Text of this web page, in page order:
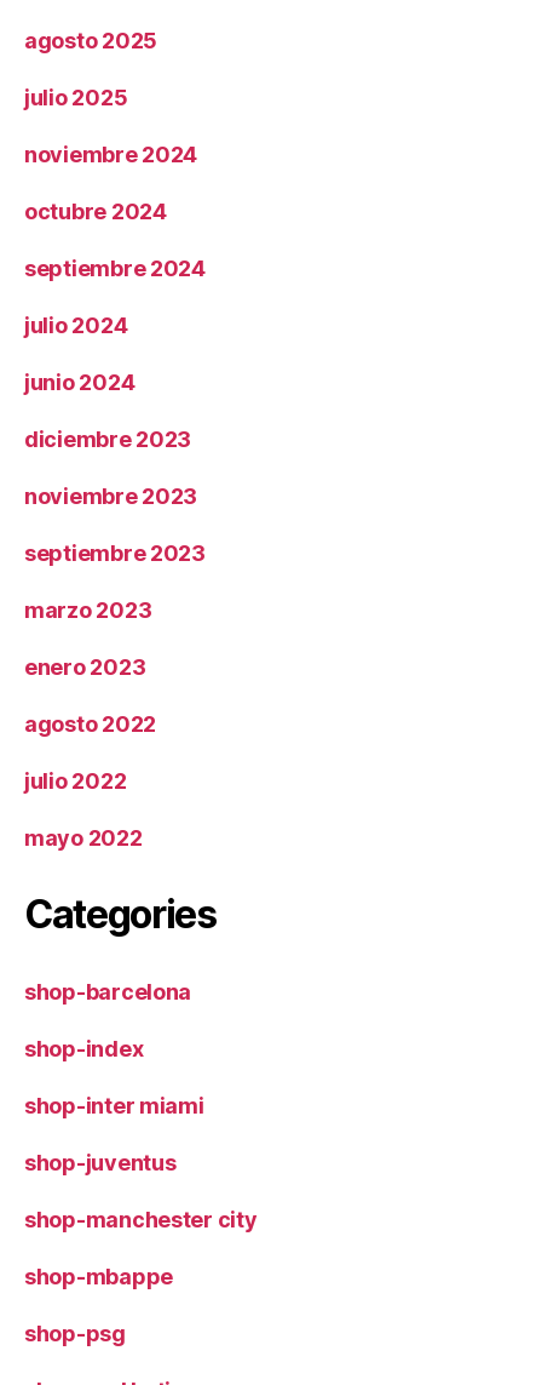
agosto 2025
julio 2025
noviembre 2024
octubre 2024
septiembre 2024
julio 2024
junio 2024
diciembre 2023
noviembre 2023
septiembre 2023
marzo 2023
enero 2023
agosto 2022
julio 2022
mayo 2022
Categories
shop-barcelona
shop-index
shop-inter miami
shop-juventus
shop-manchester city
shop-mbappe
shop-psg